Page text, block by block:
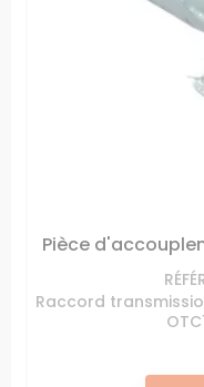
Pièce
Raccord